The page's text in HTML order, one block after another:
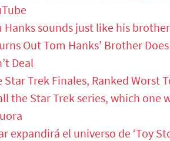
Hanks sounds just like his
Out Tom Hanks’ Brother
Deal
Star Trek Finales, Ranked Worst
the Star Trek series, which one
expandirá el universo de ‘Toy